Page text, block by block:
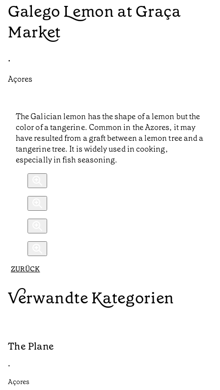
Galego Lemon at Graça
Market
•
Açores
The Galician lemon has the shape of a lemon but the
color of a tangerine. Common in the Azores, it may
have resulted from a graft between a lemon tree and a
tangerine tree. It is widely used in cooking,
especially in fish seasoning.
ZURÜCK
Verwandte Kategorien
The Plane
•
Açores